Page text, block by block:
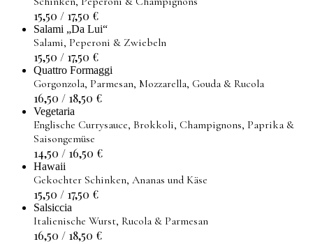
15,50 / 17,50 €
Salami „Da Lui“
Salami, Peperoni & Zwiebeln
15,50 / 17,50 €
Quattro Formaggi
Gorgonzola, Parmesan, Mozzarella, Gouda & Rucola
16,50 / 18,50 €
Vegetaria
Englische Currysauce, Brokkoli, Champignons, Paprika &
Saisongemüse
14,50 / 16,50 €
Hawaii
Gekochter Schinken, Ananas und Käse
15,50 / 17,50 €
Salsiccia
Italienische Wurst, Rucola & Parmesan
16,50 / 18,50 €